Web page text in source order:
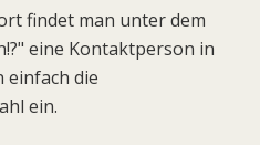
findet man unter dem
eine Kontaktperson in
einfach die
ein.